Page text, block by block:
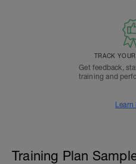
TRACK
Get feedback,
training and
Learn
Training Plan